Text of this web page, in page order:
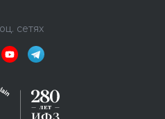
сетях